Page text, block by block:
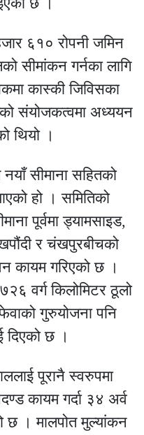
६१० रोपनी जमिन
सीमांकन गर्नका लागि
कास्की जिविसका
संयोजकत्वमा अध्ययन
थियो ।
सीमाना सहितको
हो । समितिको
पूर्वमा ड्यामसाइड,
र चंखपुरबीचको
कायम गरिएको छ ।
वर्ग किलोमिटर ठूलो
गुरुयोजना पनि
दिएको छ ।
पूरानै स्वरुपमा
कायम गर्दा ३४ अर्व
छ । मालपोत मुल्यांकन